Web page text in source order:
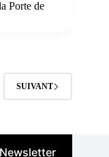
Porte de
SUIVANT